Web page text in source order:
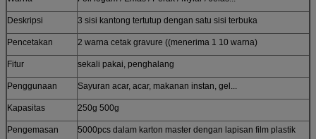
Deskripsi 3 sisi kantong tertutup dengan satu sisi terbuka
Pencetakan 2 warna cetak gravure ((menerima 1 10 warna)
Fitur sekali pakai, penghalang
Penggunaan Sayuran acar, acar, makanan instan, gel...
Kapasitas 250g 500g
Pengemasan 5000pcs dalam karton master dengan lapisan film plastik